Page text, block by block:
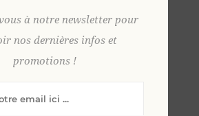
à notre newsletter pour
nos dernières infos et
promotions !